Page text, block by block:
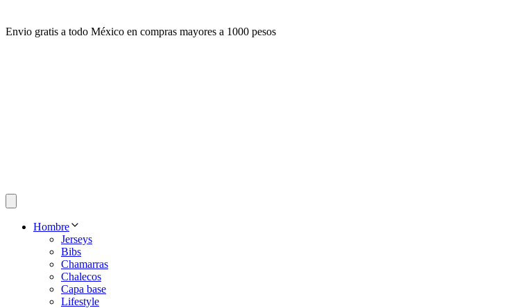
Envio gratis a todo México en compras mayores a 1000 pesos
Hombre
Jerseys
Bibs
Chamarras
Chalecos
Capa base
Lifestyle